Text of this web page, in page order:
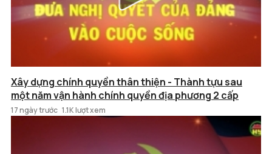
Xây dựng chính quyền thân thiện - Thành tựu sau
một năm vận hành chính quyền địa phương 2 cấp
17 ngày trước 1.1K lượt xem